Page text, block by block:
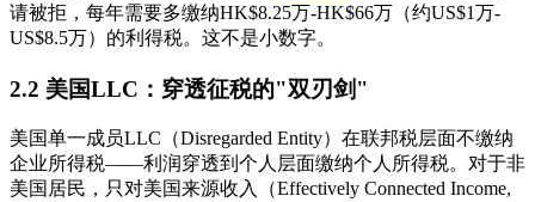
请被拒，每年需要多缴纳HK$8.25万-HK$66万（约US$1万-
US$8.5万）的利得税。这不是小数字。
2.2 美国LLC：穿透征税的"双刃剑"
美国单一成员LLC（Disregarded Entity）在联邦税层面不缴纳
企业所得税——利润穿透到个人层面缴纳个人所得税。对于非
美国居民，只对美国来源收入（Effectively Connected Income,